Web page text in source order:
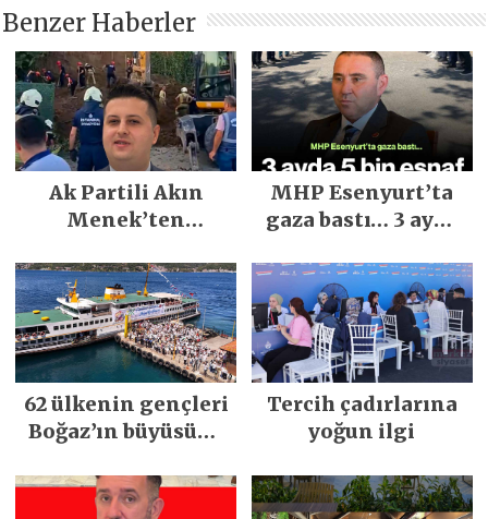
Benzer Haberler
Ak Partili Akın
Menek’ten
heyelan sonrası
kritik uyarı
MHP Esenyurt’ta
gaza bastı… 3 ayda
edildi
62 ülkenin gençleri
Boğaz’ın büyüsüne
Tercih çadırlarına
yoğun ilgi